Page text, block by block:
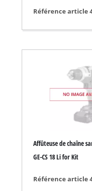
à meuler
rotative
Référence article
Affûteuse de chaîne
GE-CS 18 Li for Kit
Référence article